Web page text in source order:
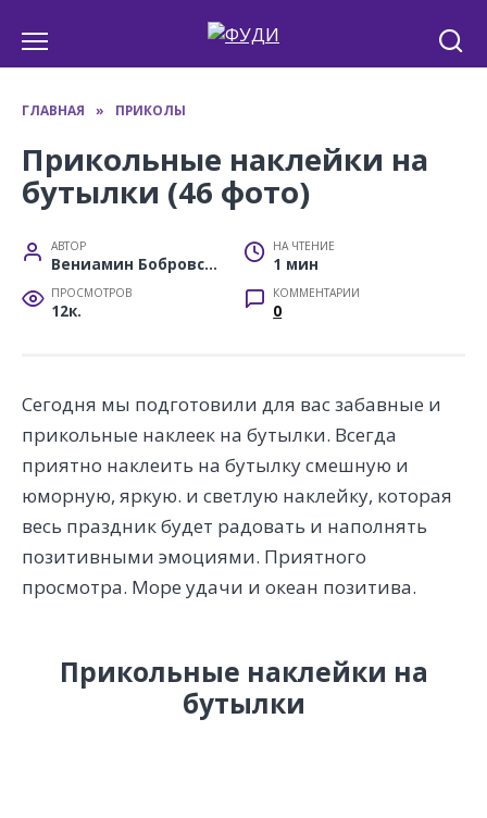
содержанию
ГЛАВНАЯ » ПРИКОЛЫ
Прикольные наклейки на
бутылки (46 фото)
АВТОР
Вениамин Бобровский
НА ЧТЕНИЕ
1 мин
ПРОСМОТРОВ
12к.
КОММЕНТАРИИ
0
Сегодня мы подготовили для вас забавные и
прикольные наклеек на бутылки. Всегда
приятно наклеить на бутылку смешную и
юморную, яркую. и светлую наклейку, которая
весь праздник будет радовать и наполнять
позитивными эмоциями. Приятного
просмотра. Море удачи и океан позитива.
Прикольные наклейки на
бутылки